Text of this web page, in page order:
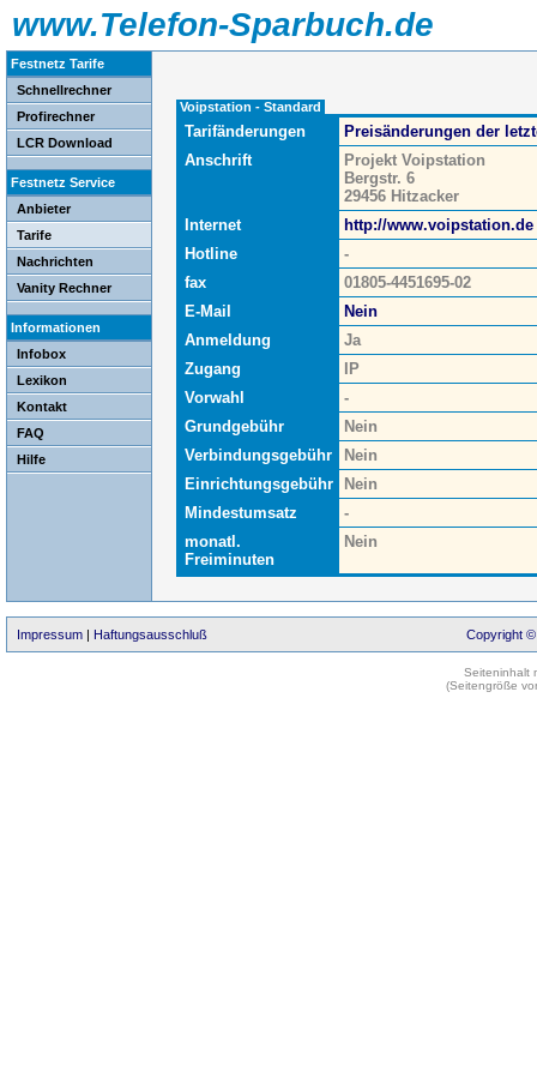
www.Telefon-Sparbuch.de
Festnetz Tarife
Schnellrechner
Profirechner
LCR Download
Festnetz Service
Anbieter
Tarife
Nachrichten
Vanity Rechner
Informationen
Infobox
Lexikon
Kontakt
FAQ
Hilfe
Voipstation - Standard
Tarifänderungen
Preisänderungen der
Anschrift
Projekt Voipstation
Bergstr. 6
29456 Hitzacker
Internet
http://www.voipstation.de
Hotline
-
fax
01805-4451695-02
E-Mail
Nein
Anmeldung
Ja
Zugang
IP
Vorwahl
-
Grundgebühr
Nein
Verbindungsgebühr
Nein
Einrichtungsgebühr
Nein
Mindestumsatz
-
monatl.
Freiminuten
Nein
Impressum | Haftungsausschluß Copyright ©
Seiteninhalt
(Seitengröße